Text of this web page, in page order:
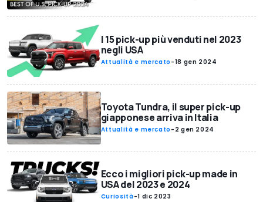
I 15 pick-up più venduti nel 2023
negli USA
Attualità e mercato -18 gen 2024
Toyota Tundra, il super pick-up
giapponese arriva in Italia
Attualità e mercato - 2 gen 2024
Ecco i migliori pick-up made in
USA del 2023 e 2024
Curiosità-1 dic 2023